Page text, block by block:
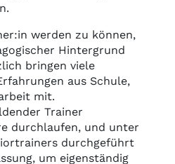
werden zu können,
Hintergrund
bringen viele
aus Schule,
mit.
Trainer
durchlaufen, und unter
durchgeführt
um eigenständig